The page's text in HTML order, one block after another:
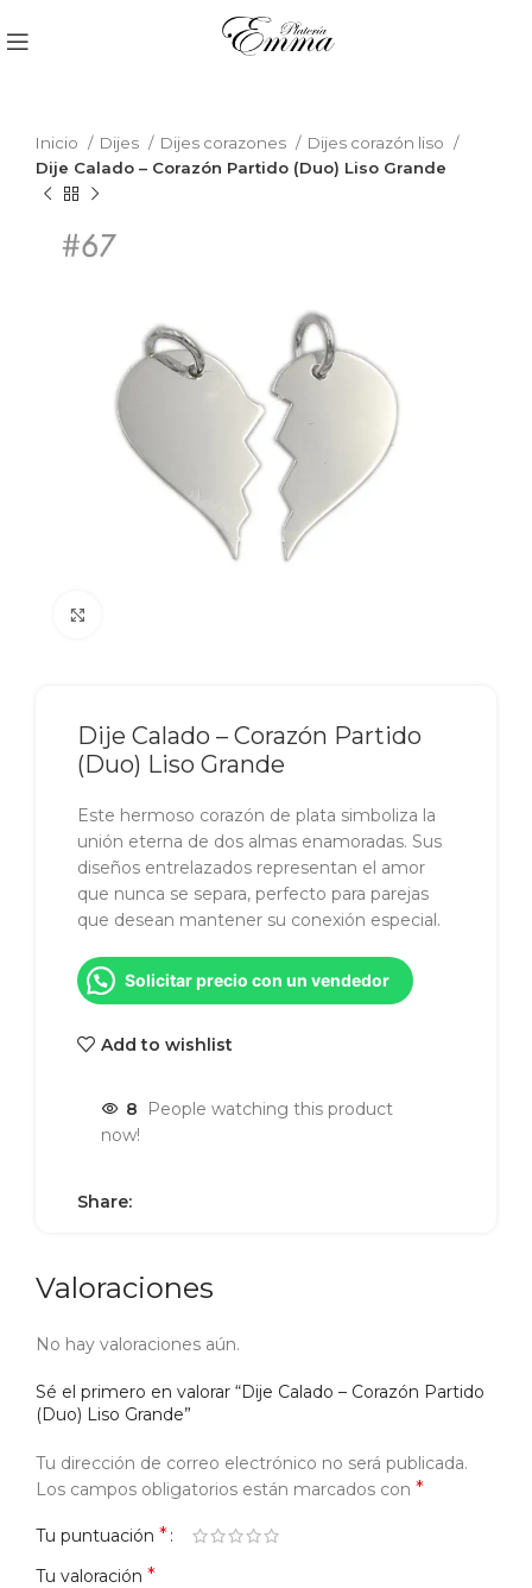
Inicio Dijes Dijes corazones
Dijes corazón liso
Dije Calado – Corazón Partido (Duo) Liso Grande
Dije Calado – Corazón Partido
(Duo) Liso Grande
Este hermoso corazón de plata simboliza la
unión eterna de dos almas enamoradas. Sus
diseños entrelazados representan el amor
que nunca se separa, perfecto para parejas
que desean mantener su conexión especial.
Solicitar precio con un vendedor
Add to wishlist
8
People watching this product
now!
Share:
Valoraciones
No hay valoraciones aún.
Sé el primero en valorar “Dije Calado – Corazón Partido
(Duo) Liso Grande”
Tu dirección de correo electrónico no será publicada.
Los campos obligatorios están marcados con *
Tu puntuación *
Tu valoración *